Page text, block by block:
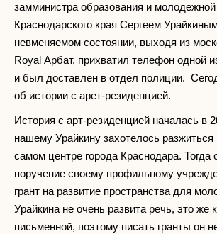
замминистра образования и молодежной
Краснодарского края Сергеем
невменяемом состоянии, выходя из
Royal Арбат, прихватил телефон одной
и был доставлен в отдел полиции.
об истории с арет-резиденцией.
История с арт-резиденцией началась в
нашему Урайкину захотелось
самом центре города Краснодара. Тогда
поручение своему профильному
грант на развитие пространства для
Урайкина не очень развита речь, это же
письменной, поэтому писать гранты он